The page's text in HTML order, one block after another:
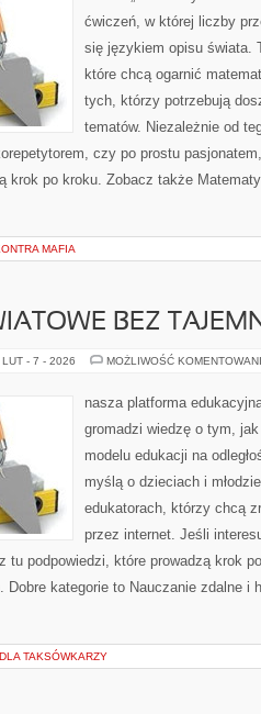
ćwiczeń, w której liczby
się językiem opisu świata.
które chcą ogarnić
tych, którzy potrzebują
tematów. Niezależnie od
czy po prostu
krok po kroku. Zobacz także
MAFIA
BEZ
LUT - 7 - 2026 MOŻLIWOŚĆ
nasza platforma
gromadzi wiedzę o tym,
modelu edukacji na
myślą o dzieciach i
edukatorach, którzy chcą
przez internet. Jeśli
tu podpowiedzi, które prowadzą krok
Dobre kategorie to Nauczanie zdalne i
TAKSÓWKARZY